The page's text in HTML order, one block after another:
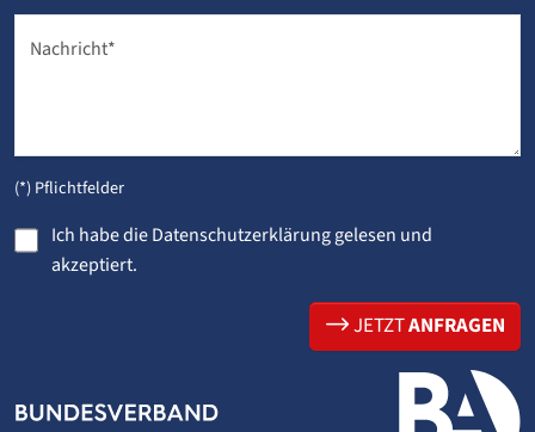
Nachricht*
(*) Pflichtfelder
Ich habe dieDatenschutzerklärunggelesen und
akzeptiert.
JETZTANFRAGEN